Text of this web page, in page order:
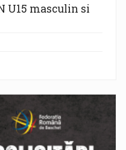
U15 masculin si